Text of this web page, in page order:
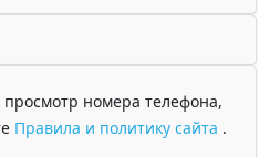
номера телефона,
Правила и политику сайта .